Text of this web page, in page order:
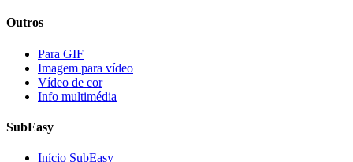
Outros
Para GIF
Imagem para vídeo
Vídeo de cor
Info multimédia
SubEasy
Início SubEasy